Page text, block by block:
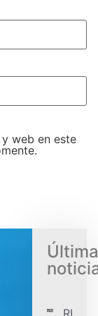
web en este